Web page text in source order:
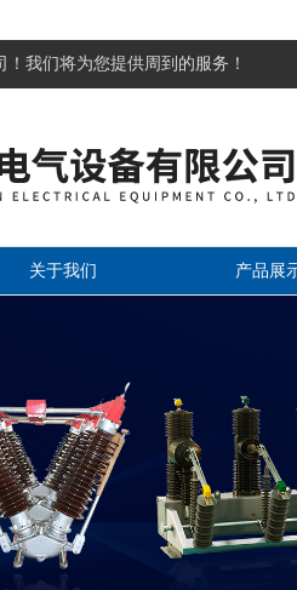
我们将为您提供周到的服务！
关于我们 产品展